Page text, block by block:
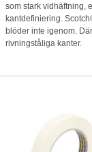
som stark vidhäftning,
kantdefiniering.
blöder inte igenom.
rivningståliga kanter.